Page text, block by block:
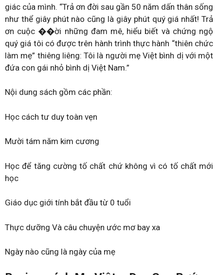
giác của mình. “Trả ơn đời sau gần 50 năm dấn thân sống
như thể giây phút nào cũng là giây phút quý giá nhất! Trả
ơn cuộc ��ời những đam mê, hiểu biết và chứng ngộ
quý giá tôi có được trên hành trình thực hành “thiên chức
làm mẹ” thiêng liêng: Tôi là người mẹ Việt bình dị với một
đứa con gái nhỏ bình dị Việt Nam.”
Nội dung sách gồm các phần:
Học cách tư duy toàn vẹn
Mười tám năm kim cương
Học để tăng cường tố chất chứ không vì có tố chất mới
học
Giáo dục giới tính bắt đầu từ 0 tuổi
Thực dưỡng Và câu chuyện ước mơ bay xa
Ngày nào cũng là ngày của mẹ